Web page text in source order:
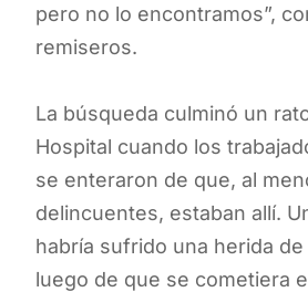
pero no lo encontramos”,
remiseros.
La búsqueda culminó un
Hospital cuando los
se enteraron de que, al
delincuentes, estaban allí.
habría sufrido una herida de
luego de que se cometiera